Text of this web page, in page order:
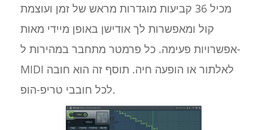
מכיל 36 קביעות מוגדרות מראש של זמן ועוצמת
קול ומאפשרות לך אודישן באופן מיידי מאות
אפשרויות פעימה. כל פרמטר מתחבר במהירות ל-
MIDI לאלתור או הופעה חיה. תוסף זה הוא חובה
לכל חובבי טריפ-הופ.